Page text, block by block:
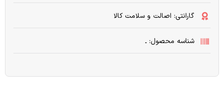
گارانتی: اصالت و سلامت کالا
شناسه محصول: ـ